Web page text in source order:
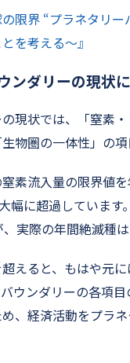
限界 “プラネタリ
を考える～』
ンダリーの現状
現状では、「窒素
物圏の一体性」の項
素流入量の限界値
幅に超過していま
実際の年間絶滅種
えると、もはや元
ウンダリーの各項
、経済活動をプラ